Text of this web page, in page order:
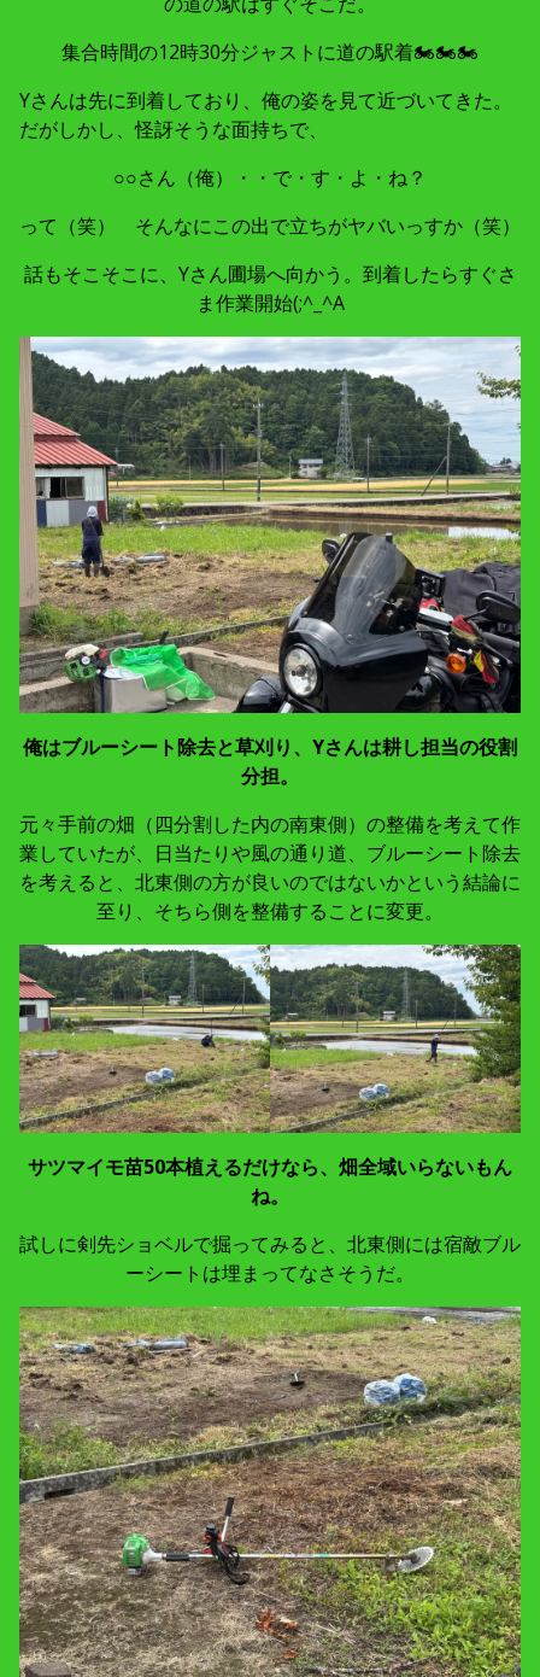
集合時間の12時30分ジャストに道の駅着🏍🏍🏍
Yさんは先に到着しており、俺の姿を見て近づいてきた。
だがしかし、怪訝そうな面持ちで、
○○さん（俺）・・で・す・よ・ね？
って（笑） そんなにこの出で立ちがヤバいっすか（笑）
話もそこそこに、Yさん圃場へ向かう。到着したらすぐさ
ま作業開始(;^_^A
俺はブルーシート除去と草刈り、Yさんは耕し担当の役割
分担。
元々手前の畑（四分割した内の南東側）の整備を考えて作
業していたが、日当たりや風の通り道、ブルーシート除去
を考えると、北東側の方が良いのではないかという結論に
至り、そちら側を整備することに変更。
サツマイモ苗50本植えるだけなら、畑全域いらないもん
ね。
試しに剣先ショベルで掘ってみると、北東側には宿敵ブル
ーシートは埋まってなさそうだ。